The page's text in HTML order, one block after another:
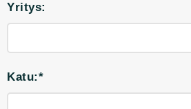
Yritys:
Katu:*